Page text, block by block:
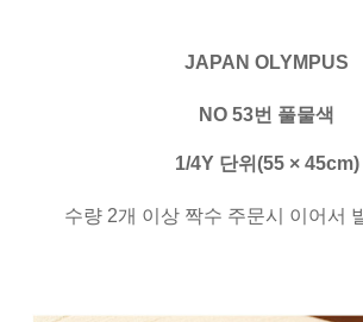
JAPAN OLYMPUS
NO 53번 풀물색
1/4Y 단위(55 × 45cm)
수량 2개 이상 짝수 주문시 이어서